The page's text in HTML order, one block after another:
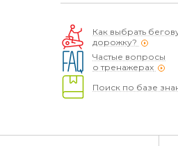
Как выбрать
дорожку?
Частые вопросы
о тренажерах
Поиск по базе